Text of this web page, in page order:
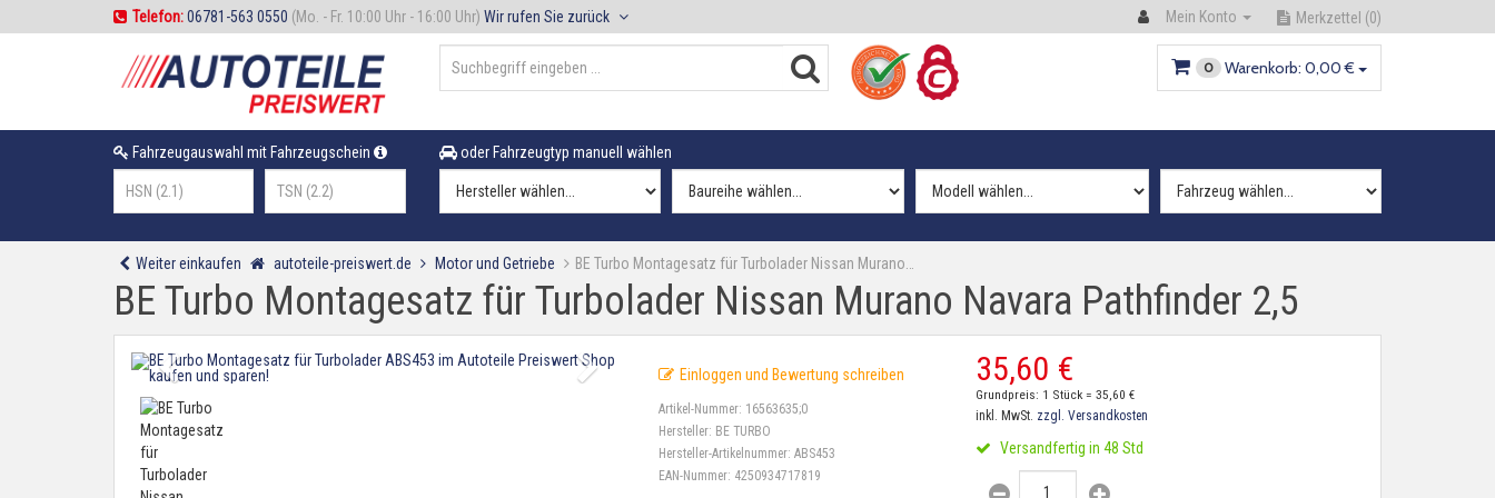
Telefon:06781-563 0550 (Mo. - Fr. 10:00 Uhr - 16:00 Uhr) Wir rufen Sie zurück Mein Konto Merkzettel (0)
0 Warenkorb: 0,00 €
Fahrzeugauswahl mit Fahrzeugschein oder Fahrzeugtyp manuell wählen
Weiter einkaufen autoteile-preiswert.de Motor und Getriebe BE Turbo Montagesatz für Turbolader Nissan Murano…
BE Turbo Montagesatz für Turbolader Nissan Murano Navara Pathfinder 2,5
Einloggen und Bewertung schreiben
Artikel-Nummer: 16563635;0
Hersteller: BE TURBO
Hersteller-Artikelnummer:ABS453
EAN-Nummer: 4250934717819
35,60 €
Grundpreis: 1 Stück = 35,60 €
inkl. MwSt. zzgl. Versandkosten
Versandfertig in 48 Std